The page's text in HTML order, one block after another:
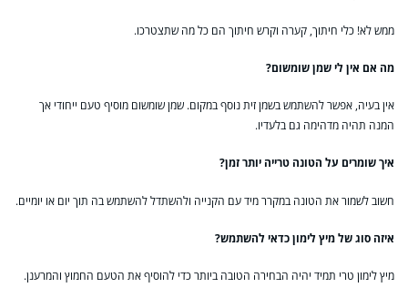
ממש לא! כלי חיתוך, קערה וקרש חיתוך הם כל מה שתצטרכו.
מה אם אין לי שמן שומשום?
אין בעיה, אפשר להשתמש בשמן זית נוסף במקום. שמן שומשום מוסיף טעם ייחודי אך
המנה תהיה מדהימה גם בלעדיו.
איך שומרים על הטונה טרייה יותר זמן?
חשוב לשמור את הטונה במקרר מיד עם הקנייה ולהשתדל להשתמש בה תוך יום או יומיים.
איזה סוג של מיץ לימון כדאי להשתמש?
מיץ לימון טרי תמיד יהיה הבחירה הטובה ביותר כדי להוסיף את הטעם החמוץ והמרענן.